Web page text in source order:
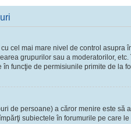
cel mai mare nivel de control
grupurilor sau a moderatorilor,
funcţie de permisiunile primite de la
de persoane) a căror menire este
subiectele în forumurile pe care